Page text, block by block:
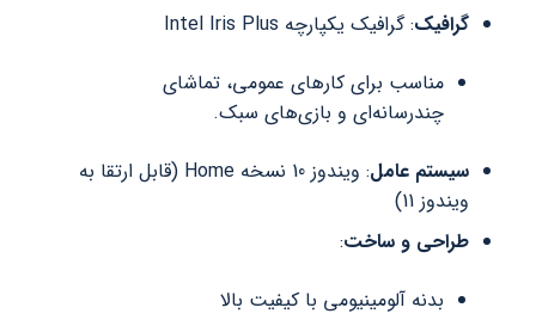
گرافیک: گرافیک یکپارچه Intel Iris Plus
مناسب برای کارهای عمومی، تماشای
چندرسانه‌ای و بازی‌های سبک.
سیستم عامل
: ویندوز 10 نسخه Home (قابل ارتقا به
ویندوز 11)
طراحی و ساخت:
بدنه آلومینیومی با کیفیت بالا